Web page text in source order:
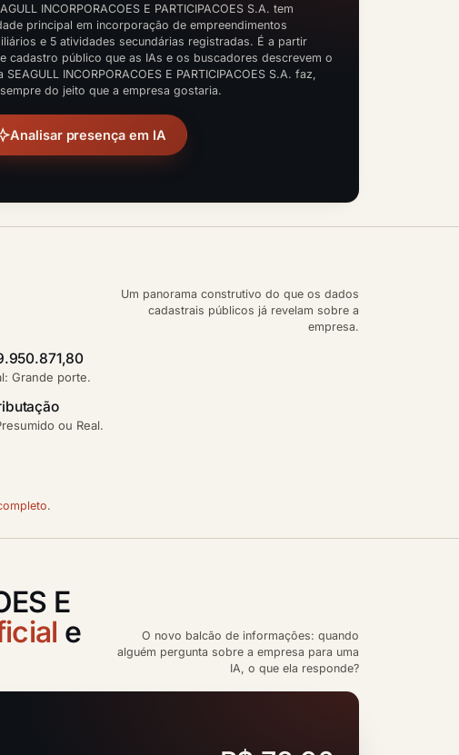
INCORPORACOES E PARTICIPACOES S.A. tem
principal em incorporação de empreendimentos
e 5 atividades secundárias registradas. É a partir
cadastro público que as IAs e os buscadores descrevem o
SEAGULL INCORPORACOES E PARTICIPACOES S.A. faz,
do jeito que a empresa gostaria.
Analisar presença em IA
Um panorama construtivo do que os dados
cadastrais públicos já revelam sobre a
empresa.
Grande porte.
ou Real.
.
E
e
O novo balcão de informações: quando
alguém pergunta sobre a empresa para uma
IA, o que ela responde?